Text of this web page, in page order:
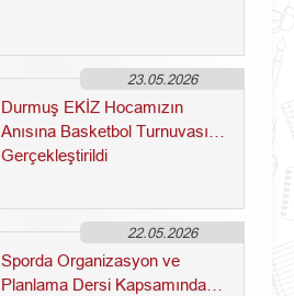
23.05.2026
Durmuş EKİZ Hocamızın
Anısına Basketbol Turnuvası
Gerçekleştirildi
22.05.2026
Sporda Organizasyon ve
Planlama Dersi Kapsamında